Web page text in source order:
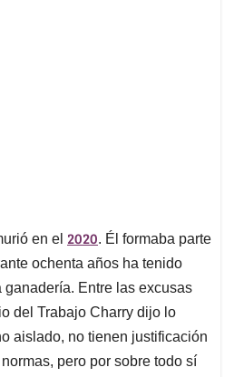
en el 2020. Él formaba parte
ochenta años ha tenido
Entre las excusas
del Trabajo Charry dijo lo
aislado, no tienen justificación
pero por sobre todo sí